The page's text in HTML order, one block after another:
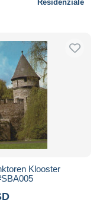
Residenziale
Klooster